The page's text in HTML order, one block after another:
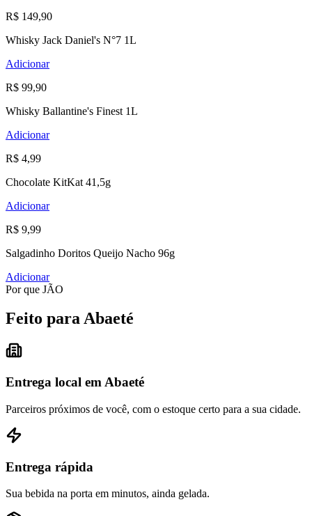
R$ 149,90
Whisky Jack Daniel's N°7 1L
Adicionar
R$ 99,90
Whisky Ballantine's Finest 1L
Adicionar
R$ 4,99
Chocolate KitKat 41,5g
Adicionar
R$ 9,99
Salgadinho Doritos Queijo Nacho 96g
Adicionar
Por que JÃO
Feito para Abaeté
Entrega local em Abaeté
Parceiros próximos de você, com o estoque certo para a sua cidade.
Entrega rápida
Sua bebida na porta em minutos, ainda gelada.